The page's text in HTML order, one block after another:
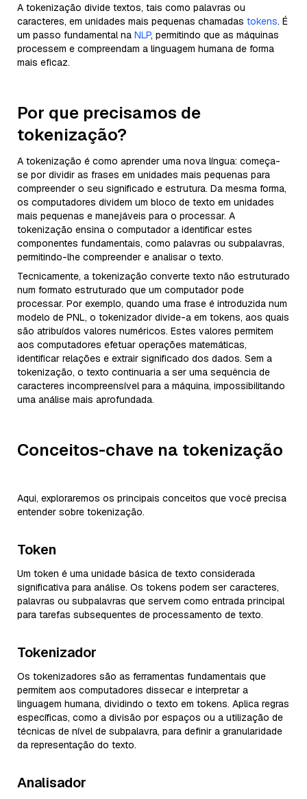
A tokenização divide textos, tais como palavras ou
caracteres, em unidades mais pequenas chamadas tokens. É
um passo fundamental na NLP, permitindo que as máquinas
processem e compreendam a linguagem humana de forma
mais eficaz.
Por que precisamos de
tokenização?
A tokenização é como aprender uma nova língua: começa-
se por dividir as frases em unidades mais pequenas para
compreender o seu significado e estrutura. Da mesma forma,
os computadores dividem um bloco de texto em unidades
mais pequenas e manejáveis para o processar. A
tokenização ensina o computador a identificar estes
componentes fundamentais, como palavras ou subpalavras,
permitindo-lhe compreender e analisar o texto.
Tecnicamente, a tokenização converte texto não estruturado
num formato estruturado que um computador pode
processar. Por exemplo, quando uma frase é introduzida num
modelo de PNL, o tokenizador divide-a em tokens, aos quais
são atribuídos valores numéricos. Estes valores permitem
aos computadores efetuar operações matemáticas,
identificar relações e extrair significado dos dados. Sem a
tokenização, o texto continuaria a ser uma sequência de
caracteres incompreensível para a máquina, impossibilitando
uma análise mais aprofundada.
Conceitos-chave na tokenização
Aqui, exploraremos os principais conceitos que você precisa
entender sobre tokenização.
Token
Um token é uma unidade básica de texto considerada
significativa para análise. Os tokens podem ser caracteres,
palavras ou subpalavras que servem como entrada principal
para tarefas subsequentes de processamento de texto.
Tokenizador
Os tokenizadores são as ferramentas fundamentais que
permitem aos computadores dissecar e interpretar a
linguagem humana, dividindo o texto em tokens. Aplica regras
específicas, como a divisão por espaços ou a utilização de
técnicas de nível de subpalavra, para definir a granularidade
da representação do texto.
Analisador